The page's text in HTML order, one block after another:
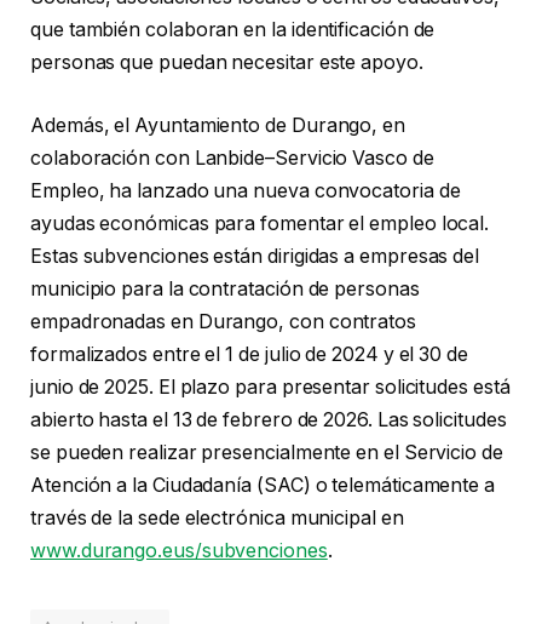
que también colaboran en la identificación de
personas que puedan necesitar este apoyo.
Además, el Ayuntamiento de Durango, en
colaboración con Lanbide–Servicio Vasco de
Empleo, ha lanzado una nueva convocatoria de
ayudas económicas para fomentar el empleo local.
Estas subvenciones están dirigidas a empresas del
municipio para la contratación de personas
empadronadas en Durango, con contratos
formalizados entre el 1 de julio de 2024 y el 30 de
junio de 2025. El plazo para presentar solicitudes está
abierto hasta el 13 de febrero de 2026. Las solicitudes
se pueden realizar presencialmente en el Servicio de
Atención a la Ciudadanía (SAC) o telemáticamente a
través de la sede electrónica municipal en
www.durango.eus/subvenciones.